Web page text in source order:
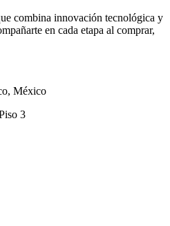
combina innovación tecnológica y
en cada etapa al comprar,
México
3